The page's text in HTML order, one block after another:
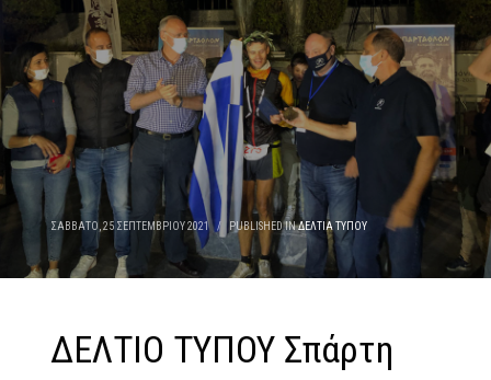
ΣΆΒΒΑΤΟ, 25 ΣΕΠΤΕΜΒΡΊΟΥ 2021 / PUBLISHED INΔΕΛΤΊΑ ΤΎΠΟΥ
ΔΕΛΤΙΟ ΤΥΠΟΥ Σπάρτη